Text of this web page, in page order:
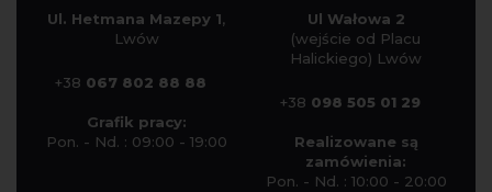
Ul. Hetmana Mazepy 1,
Lwów
+38 067 802 88 88
Grafik pracy:
Pon. - Nd. : 09:00 - 19:00
Ul Wałowa 2
(wejście od Placu
Halickiego) Lwów
+38 098 505 01 29
Realizowane są
zamówienia:
Pon. - Nd. : 10:00 - 20:00